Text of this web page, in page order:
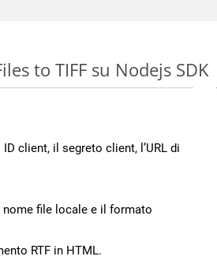
to TIFF su Nodejs SDK
client, il segreto client, l’URL di
file locale e il formato
RTF in HTML.